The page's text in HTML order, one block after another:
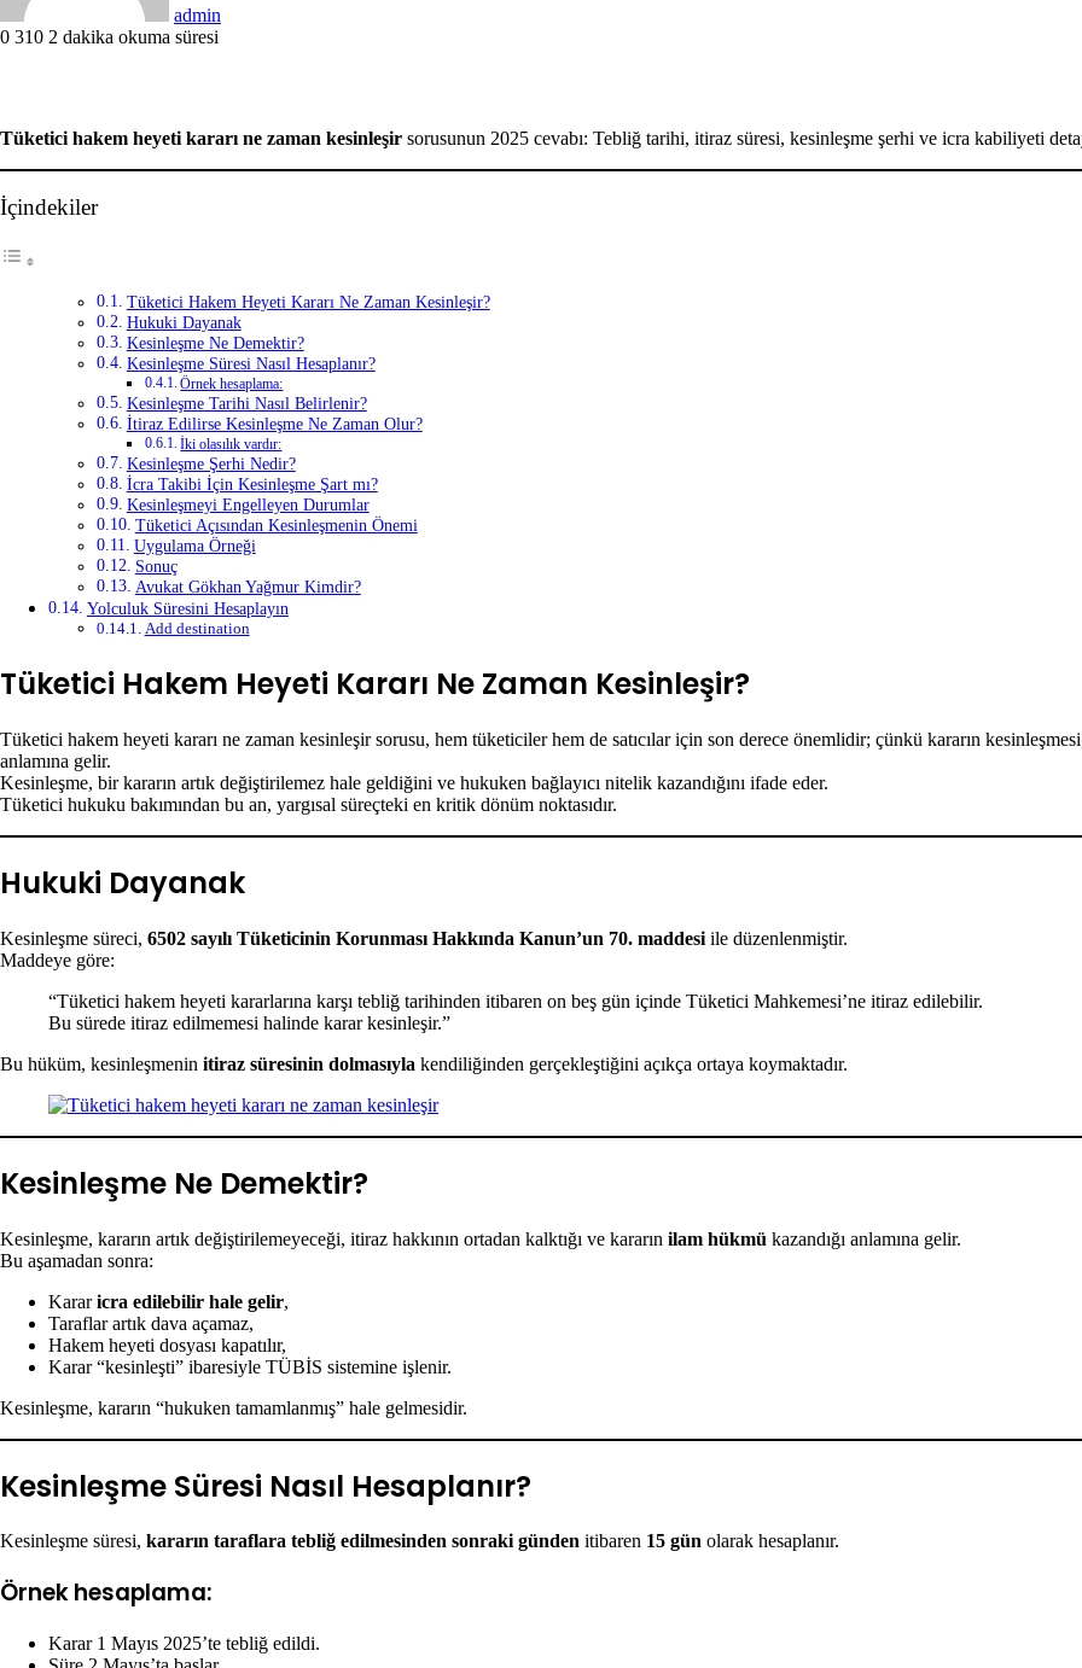
admin
0 310 2 dakika okuma süresi
Tüketici hakem heyeti kararı ne zaman kesinleşir sorusunun 2025 cevabı: Tebliğ tarihi, itiraz süresi, kesinleşme şerhi ve icra kabiliyeti
İçindekiler
Tüketici Hakem Heyeti Kararı Ne Zaman Kesinleşir?
Hukuki Dayanak
Kesinleşme Ne Demektir?
Kesinleşme Süresi Nasıl Hesaplanır?
Örnek hesaplama:
Kesinleşme Tarihi Nasıl Belirlenir?
İtiraz Edilirse Kesinleşme Ne Zaman Olur?
İki olasılık vardır:
Kesinleşme Şerhi Nedir?
İcra Takibi İçin Kesinleşme Şart mı?
Kesinleşmeyi Engelleyen Durumlar
Tüketici Açısından Kesinleşmenin Önemi
Uygulama Örneği
Sonuç
Avukat Gökhan Yağmur Kimdir?
Yolculuk Süresini Hesaplayın
Add destination
Tüketici Hakem Heyeti Kararı Ne Zaman Kesinleşir?
Tüketici hakem heyeti kararı ne zaman kesinleşir sorusu, hem tüketiciler hem de satıcılar için son derece önemlidir; çünkü kararın
anlamına gelir.
Kesinleşme, bir kararın artık değiştirilemez hale geldiğini ve hukuken bağlayıcı nitelik kazandığını ifade eder.
Tüketici hukuku bakımından bu an, yargısal süreçteki en kritik dönüm noktasıdır.
Hukuki Dayanak
Kesinleşme süreci, 6502 sayılı Tüketicinin Korunması Hakkında Kanun’un 70. maddesi ile düzenlenmiştir.
Maddeye göre:
“Tüketici hakem heyeti kararlarına karşı tebliğ tarihinden itibaren on beş gün içinde Tüketici Mahkemesi’ne itiraz edilebilir.
Bu sürede itiraz edilmemesi halinde karar kesinleşir.”
Bu hüküm, kesinleşmenin itiraz süresinin dolmasıyla kendiliğinden gerçekleştiğini açıkça ortaya koymaktadır.
Kesinleşme Ne Demektir?
Kesinleşme, kararın artık değiştirilemeyeceği, itiraz hakkının ortadan kalktığı ve kararın ilam hükmü kazandığı anlamına gelir.
Bu aşamadan sonra:
Kararicra edilebilir hale gelir,
Taraflar artık dava açamaz,
Hakem heyeti dosyası kapatılır,
Karar “kesinleşti” ibaresiyle TÜBİS sistemine işlenir.
Kesinleşme, kararın “hukuken tamamlanmış” hale gelmesidir.
Kesinleşme Süresi Nasıl Hesaplanır?
Kesinleşme süresi, kararın taraflara tebliğ edilmesinden sonraki günden itibaren 15 gün olarak hesaplanır.
Örnek hesaplama:
Karar 1 Mayıs 2025’te tebliğ edildi.